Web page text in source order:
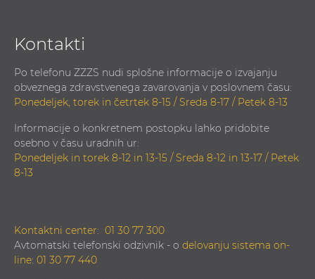
Kontakti
Po telefonu ZZZS nudi splošne informacije o izvajanju
obveznega zdravstvenega zavarovanja v poslovnem času:
Ponedeljek, torek in četrtek 8-15 / Sreda 8-17 / Petek 8-13
Informacije o konkretnem postopku lahko pridobite
osebno v času uradnih ur:
Ponedeljek in torek 8-12 in 13-15 / Sreda 8-12 in 13-17 / Petek
8-13
Kontaktni center: 01 30 77 300
Avtomatski telefonski odzivnik - o delovanju sistema on-
line: 01 30 77 440